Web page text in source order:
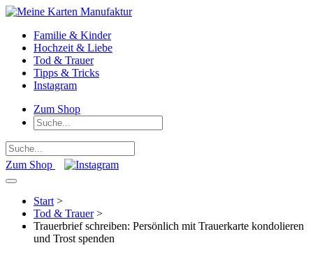
Familie & Kinder
Hochzeit & Liebe
Tod & Trauer
Tipps & Tricks
Instagram
Zum Shop
Zum Shop
Start >
Tod & Trauer>
Trauerbrief schreiben: Persönlich mit Trauerkarte kondolieren
und Trost spenden